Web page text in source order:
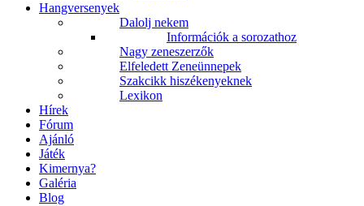
Hangversenyek
Dalolj nekem
Információk a sorozathoz
Nagy zeneszerzők
Elfeledett Zeneünnepek
Szakcikk hiszékenyeknek
Lexikon
Hírek
Fórum
Ajánló
Játék
Kimernya?
Galéria
Blog